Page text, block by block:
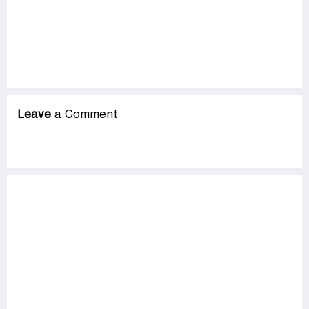
Leave a Comment